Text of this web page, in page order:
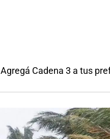
Agregá Cadena 3 a tus